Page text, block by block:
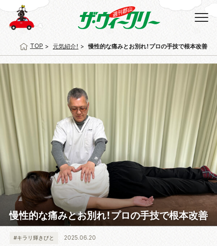
TOP 元気紹介！ 慢性的な痛みとお別れ！プロの手技で根本改善
慢性的な痛みとお別れ！プロの手技で根本改善
#キラリ輝きびと 2025.06.20